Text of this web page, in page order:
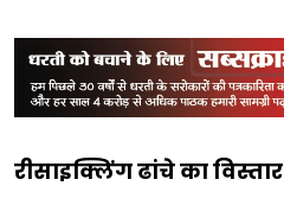
रीसाइक्लिंग ढांचे का विस्तार